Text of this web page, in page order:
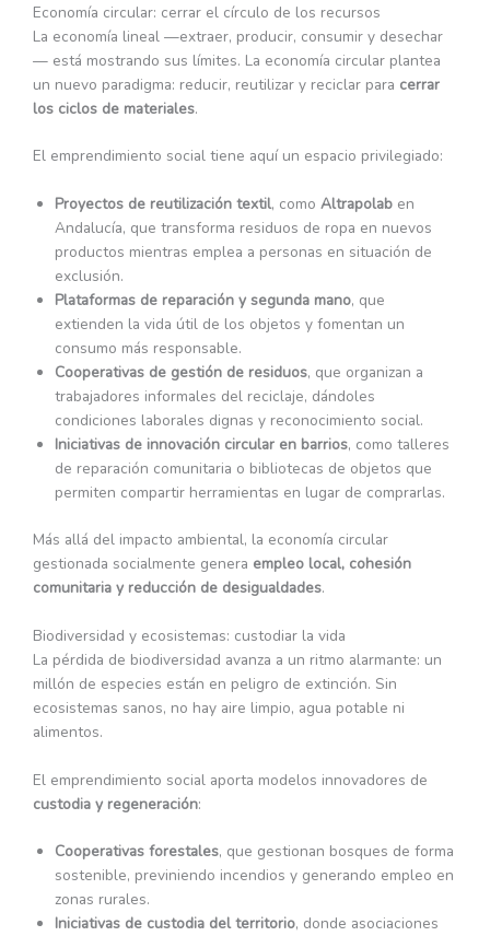
Economía circular: cerrar el círculo de los recursos
La economía lineal —extraer, producir, consumir y desechar
— está mostrando sus límites. La economía circular plantea
un nuevo paradigma: reducir, reutilizar y reciclar para cerrar
los ciclos de materiales.
El emprendimiento social tiene aquí un espacio privilegiado:
Proyectos de reutilización textil, como Altrapolab en
Andalucía, que transforma residuos de ropa en nuevos
productos mientras emplea a personas en situación de
exclusión.
Plataformas de reparación y segunda mano, que
extienden la vida útil de los objetos y fomentan un
consumo más responsable.
Cooperativas de gestión de residuos, que organizan a
trabajadores informales del reciclaje, dándoles
condiciones laborales dignas y reconocimiento social.
Iniciativas de innovación circular en barrios, como talleres
de reparación comunitaria o bibliotecas de objetos que
permiten compartir herramientas en lugar de comprarlas.
Más allá del impacto ambiental, la economía circular
gestionada socialmente genera empleo local, cohesión
comunitaria y reducción de desigualdades.
Biodiversidad y ecosistemas: custodiar la vida
La pérdida de biodiversidad avanza a un ritmo alarmante: un
millón de especies están en peligro de extinción. Sin
ecosistemas sanos, no hay aire limpio, agua potable ni
alimentos.
El emprendimiento social aporta modelos innovadores de
custodia y regeneración:
Cooperativas forestales, que gestionan bosques de forma
sostenible, previniendo incendios y generando empleo en
zonas rurales.
Iniciativas de custodia del territorio, donde asociaciones